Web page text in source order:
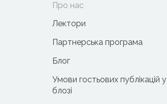
Про нас
Лектори
Партнерська програма
Блог
Умови гостьових публікацій у
блозі